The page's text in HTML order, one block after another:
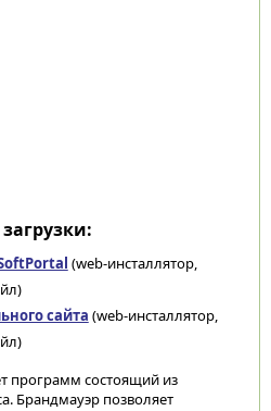
(web-инсталлятор,
сайта (web-инсталлятор,
программ состоящий из
Брандмауэр позволяет